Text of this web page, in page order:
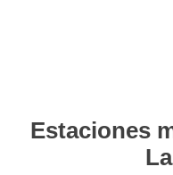
Estaciones